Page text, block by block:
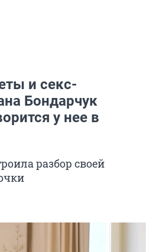
и секс-
Бондарчук
у нее в
разбор своей